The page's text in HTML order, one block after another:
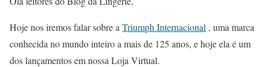
Hoje nos iremos falar sobre a Triumph Internacional , uma marca
conhecida no mundo inteiro a mais de 125 anos, e hoje ela é um
dos lançamentos em nossa Loja Virtual.